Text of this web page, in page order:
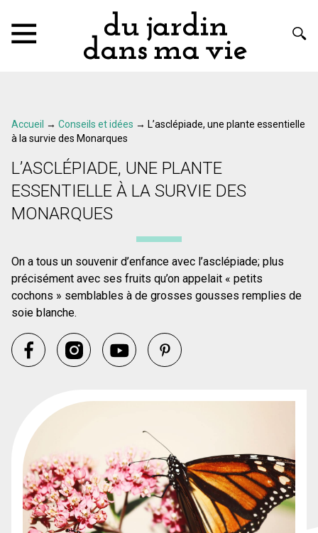
Accueil → Conseils et idées → L’asclépiade, une plante essentielle
à la survie des Monarques
L’ASCLÉPIADE, UNE PLANTE
ESSENTIELLE À LA SURVIE DES
MONARQUES
On a tous un souvenir d’enfance avec l’asclépiade; plus
précisément avec ses fruits qu’on appelait « petits
cochons » semblables à de grosses gousses remplies de
soie blanche.